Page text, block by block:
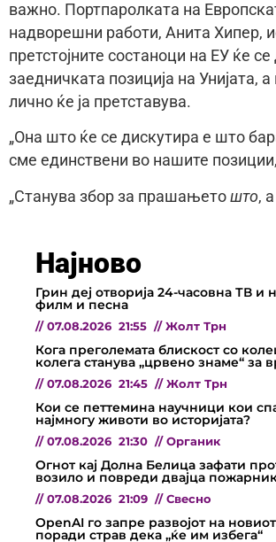
важно. Портпаролката на
надворешни работи, Анита Хипер,
претстојните состаноци на ЕУ ќе
заедничката позиција на Унијата, а
лично ќе ја претставува.
„Она што ќе се дискутира е што
сме единствени во нашите
„Станува збор за прашањето што,
Најново
Грин деј отворија 24-часовна ТВ и
филм и песна
// 07.08.2026 21:55 // Жолт Трн
Кога преголемата блискост со
колега станува „црвено знаме“ за
// 07.08.2026 21:45 // Жолт Трн
Кои се петтемина научници кои
најмногу животи во историјата?
// 07.08.2026 21:30 // Органик
Огнот кај Долна Белица зафати
возило и повреди двајца
// 07.08.2026 21:09 // Свесно
OpenAI го запре развојот на
поради страв дека „ќе им избега“